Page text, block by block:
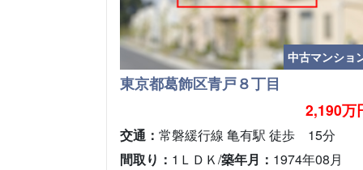
中古マンショ
東京都葛飾区青戸８丁目
2,190万
交通：常磐緩行線 亀有駅 徒歩 15分
間取り： 1ＬＤＫ/築年月： 1974年08月